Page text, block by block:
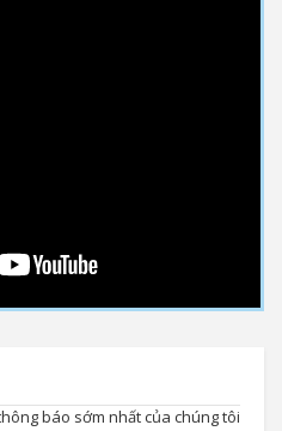
báo sớm nhất của chúng tôi